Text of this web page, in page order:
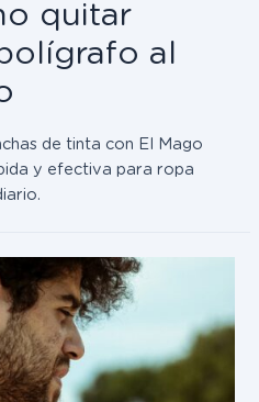
quitar
al
de tinta con El Mago
y efectiva para ropa